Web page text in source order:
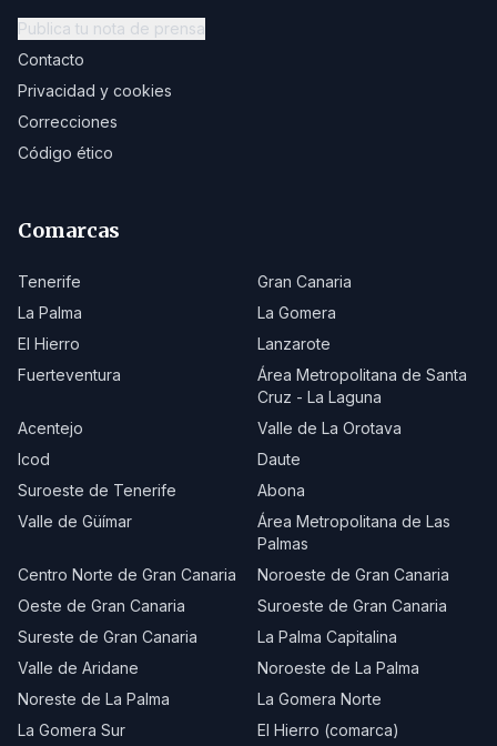
Publica tu nota de prensa
Contacto
Privacidad y cookies
Correcciones
Código ético
Comarcas
Tenerife
Gran Canaria
La Palma
La Gomera
El Hierro
Lanzarote
Fuerteventura
Área Metropolitana de Santa
Cruz - La Laguna
Acentejo
Valle de La Orotava
Icod
Daute
Suroeste de Tenerife
Abona
Valle de Güímar
Área Metropolitana de Las
Palmas
Centro Norte de Gran Canaria
Noroeste de Gran Canaria
Oeste de Gran Canaria
Suroeste de Gran Canaria
Sureste de Gran Canaria
La Palma Capitalina
Valle de Aridane
Noroeste de La Palma
Noreste de La Palma
La Gomera Norte
La Gomera Sur
El Hierro (comarca)